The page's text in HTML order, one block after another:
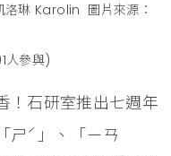
洛琳 Karolin 圖片來源：
人參與)
！石研室推出七週年
ㄕˊ」、「ㄧㄢ